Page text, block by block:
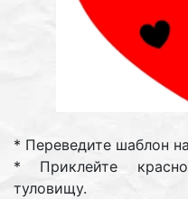
* Переведите шаблон
* Приклейте
туловищу.